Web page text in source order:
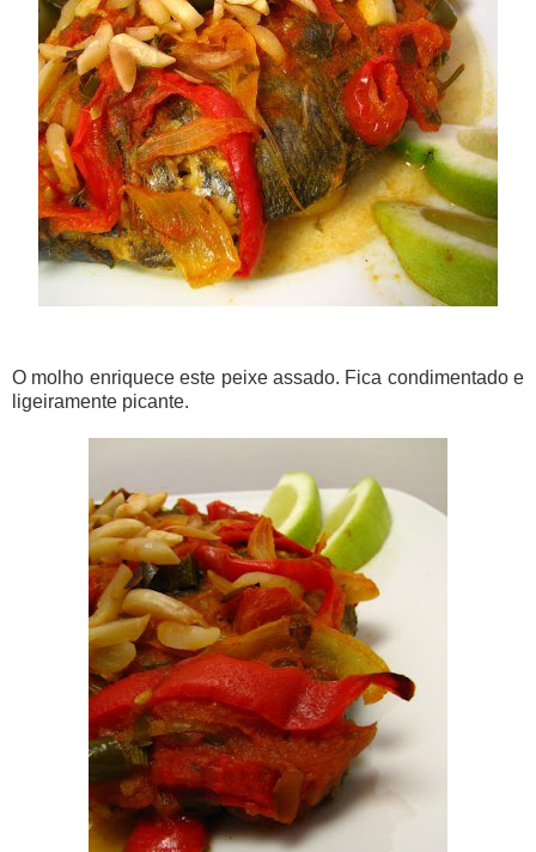
O molho enriquece este peixe assado. Fica condimentado e
ligeiramente picante.